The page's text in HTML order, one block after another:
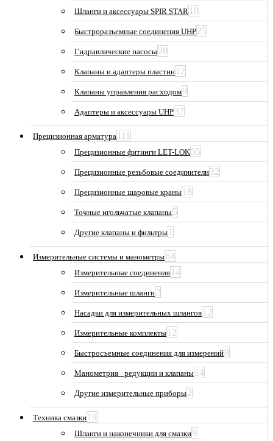
Шланги и аксессуары SPIR STAR 10
Быстроразъемные соединения UHP25
Гидравлические насосы20
Клапаны и адаптеры пластин 12
Клапаны управления расходом9
Адаптеры и аксессуары UHP37
Прецизионная арматура 111
Прецизионные фитинги LET-LOK55
Прецизионные резьбовые соединители32
Прецизионные шаровые краны 18
Точные игольчатые клапаны5
Другие клапаны и фильтры 1
Измерительные системы и манометры64
Измерительные соединения 14
Измерительные шланги2
Насадки для измерительных шлангов 12
Измерительные комплекты 12
Быстросъемные соединения для измерений8
Манометрия_ редукции и клапаны 14
Другие измерительные приборы2
Техника смазки 19
Шланги и наконечники для смазки9